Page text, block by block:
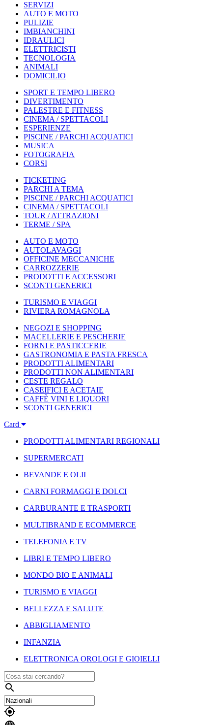
SERVIZI
AUTO E MOTO
PULIZIE
IMBIANCHINI
IDRAULICI
ELETTRICISTI
TECNOLOGIA
ANIMALI
DOMICILIO
SPORT E TEMPO LIBERO
DIVERTIMENTO
PALESTRE E FITNESS
CINEMA / SPETTACOLI
ESPERIENZE
PISCINE / PARCHI ACQUATICI
MUSICA
FOTOGRAFIA
CORSI
TICKETING
PARCHI A TEMA
PISCINE / PARCHI ACQUATICI
CINEMA / SPETTACOLI
TOUR / ATTRAZIONI
TERME / SPA
AUTO E MOTO
AUTOLAVAGGI
OFFICINE MECCANICHE
CARROZZERIE
PRODOTTI E ACCESSORI
SCONTI GENERICI
TURISMO E VIAGGI
RIVIERA ROMAGNOLA
NEGOZI E SHOPPING
MACELLERIE E PESCHERIE
FORNI E PASTICCERIE
GASTRONOMIA E PASTA FRESCA
PRODOTTI ALIMENTARI
PRODOTTI NON ALIMENTARI
CESTE REGALO
CASEIFICI E ACETAIE
CAFFÈ VINI E LIQUORI
SCONTI GENERICI
Card
PRODOTTI ALIMENTARI REGIONALI
SUPERMERCATI
BEVANDE E OLII
CARNI FORMAGGI E DOLCI
CARBURANTE E TRASPORTI
MULTIBRAND E ECOMMERCE
TELEFONIA E TV
LIBRI E TEMPO LIBERO
MONDO BIO E ANIMALI
TURISMO E VIAGGI
BELLEZZA E SALUTE
ABBIGLIAMENTO
INFANZIA
ELETTRONICA OROLOGI E GIOIELLI

